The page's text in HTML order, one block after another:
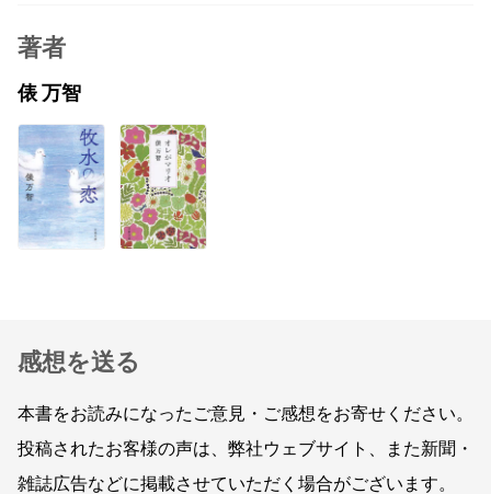
著者
俵 万智
感想を送る
本書をお読みになったご意見・ご感想をお寄せください。
投稿されたお客様の声は、弊社ウェブサイト、また新聞・
雑誌広告などに掲載させていただく場合がございます。